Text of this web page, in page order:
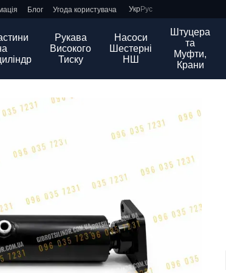
Блог Угода користувача УкрРус
Рукава
Високого
Тиску
Насоси
Шестерні
НШ
Штуцера
та
Муфти,
Крани